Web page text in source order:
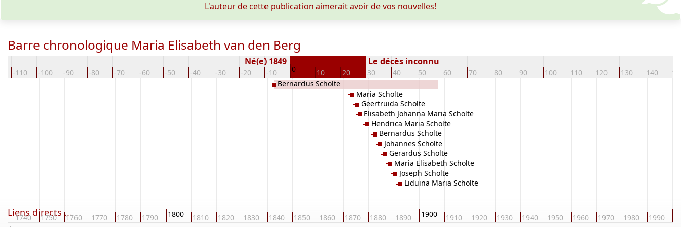
L'auteur de cette publication aimerait avoir de vos nouvelles!
Barre chronologique Maria Elisabeth van den Berg
-110 -100 -90 -80 -70 -60 -50 -40 -30 -20 -10 0 10 20 30 40 50 60 70 80 90 100 110 120 130 140
Né(e) 1849 Le décès inconnu
1740 1750 1760 1770 1780 1790 1800 1810 1820 1830 1840 1850 1860 1870 1880 1890 1900 1910 1920 1930 1940 1950 1960 1970 1980 1990
Bernardus Scholte
Maria Scholte
Geertruida Scholte
Elisabeth Johanna Maria Scholte
Hendrica Maria Scholte
Bernardus Scholte
Johannes Scholte
Gerardus Scholte
Maria Elisabeth Scholte
Joseph Scholte
Liduina Maria Scholte
Liens directs ...